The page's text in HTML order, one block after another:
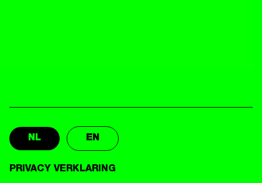
NL EN
PRIVACY VERKLARING